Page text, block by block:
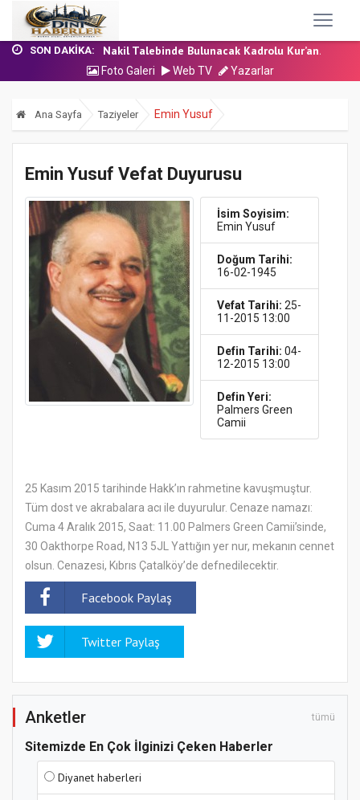
SON DAKIKA:
24 Temmuz 2026 - Cuma Hutbesi
7 Ağustos 2026 - Cuma Hutbesi
Nakil Talebinde Bulunacak Kadrolu Kur’an...
Aşçı Alımı (Kurum İçi) Sınavı (Sözlü) So...
24 Temmuz 2026 - Cuma Hutbesi
7 Ağustos 2026 - Cuma Hutbesi
Foto Galeri Web TV Yazarlar
Ana Sayfa Taziyeler Emin Yusuf
Emin Yusuf Vefat Duyurusu
İsim Soyisim:
Emin Yusuf
Doğum Tarihi:
16-02-1945
Vefat Tarihi: 25-
11-2015 13:00
Defin Tarihi: 04-
12-2015 13:00
Defin Yeri:
Palmers Green
Camii
25 Kasım 2015 tarihinde Hakk’ın rahmetine kavuşmuştur.
Tüm dost ve akrabalara acı ile duyurulur. Cenaze namazı:
Cuma 4 Aralık 2015, Saat: 11.00 Palmers Green Camii’sinde,
30 Oakthorpe Road, N13 5JL Yattığın yer nur, mekanın cennet
olsun. Cenazesi, Kıbrıs Çatalköy’de defnedilecektir.
Facebook Paylaş
Twitter Paylaş
Anketler tümü
Sitemizde En Çok İlginizi Çeken Haberler
Diyanet haberleri